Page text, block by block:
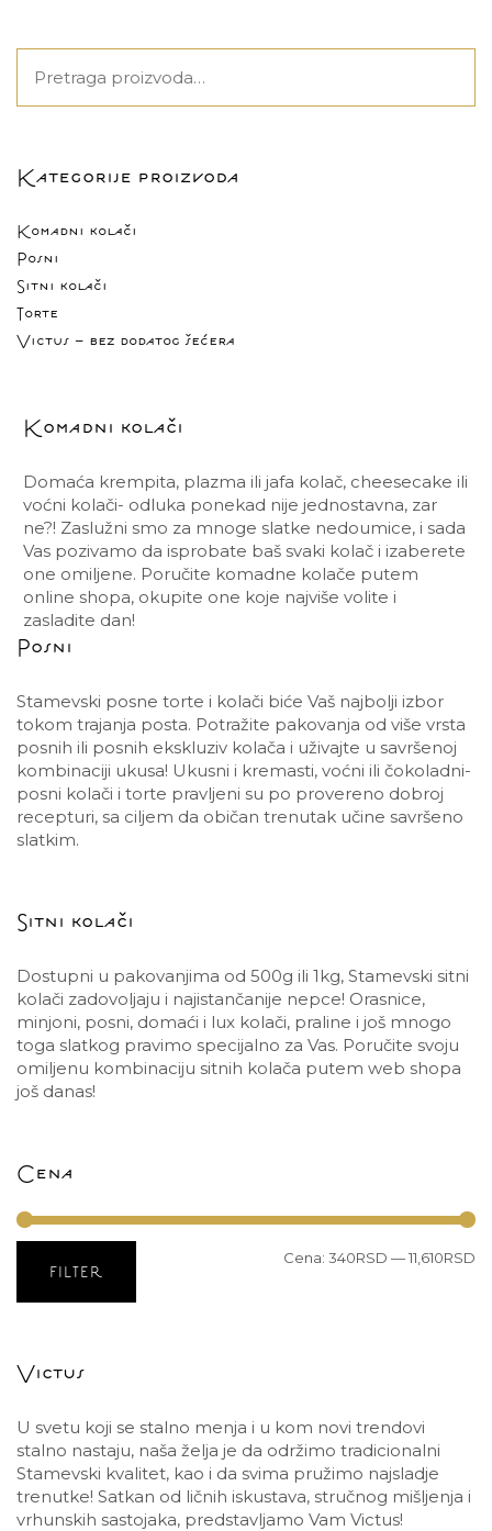
za:
Kategorije proizvoda
Komadni kolači
Posni
Sitni kolači
Torte
Victus - bez dodatog šećera
Komadni kolači
Domaća krempita, plazma ili jafa kolač, cheesecake ili
voćni kolači- odluka ponekad nije jednostavna, zar
ne?! Zaslužni smo za mnoge slatke nedoumice, i sada
Vas pozivamo da isprobate baš svaki kolač i izaberete
one omiljene. Poručite komadne kolače putem
online shopa, okupite one koje najviše volite i
zasladite dan!
Posni
Stamevski posne torte i kolači biće Vaš najbolji izbor
tokom trajanja posta. Potražite pakovanja od više vrsta
posnih ili posnih ekskluziv kolača i uživajte u savršenoj
kombinaciji ukusa! Ukusni i kremasti, voćni ili čokoladni-
posni kolači i torte pravljeni su po provereno dobroj
recepturi, sa ciljem da običan trenutak učine savršeno
slatkim.
Sitni kolači
Dostupni u pakovanjima od 500g ili 1kg, Stamevski sitni
kolači zadovoljaju i najistančanije nepce! Orasnice,
minjoni, posni, domaći i lux kolači, praline i još mnogo
toga slatkog pravimo specijalno za Vas. Poručite svoju
omiljenu kombinaciju sitnih kolača putem web shopa
još danas!
Cena
FILTER
Cena: 340RSD —11,610RSD
Victus
U svetu koji se stalno menja i u kom novi trendovi
stalno nastaju, naša želja je da održimo tradicionalni
Stamevski kvalitet, kao i da svima pružimo najsladje
trenutke! Satkan od ličnih iskustava, stručnog mišljenja i
vrhunskih sastojaka, predstavljamo Vam Victus!